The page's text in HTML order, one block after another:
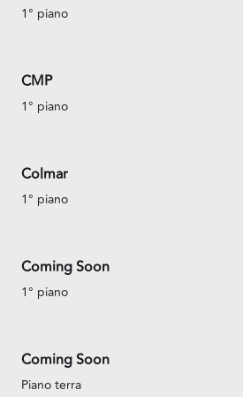
1° piano
CMP
1° piano
Colmar
1° piano
Coming Soon
1° piano
Coming Soon
Piano terra